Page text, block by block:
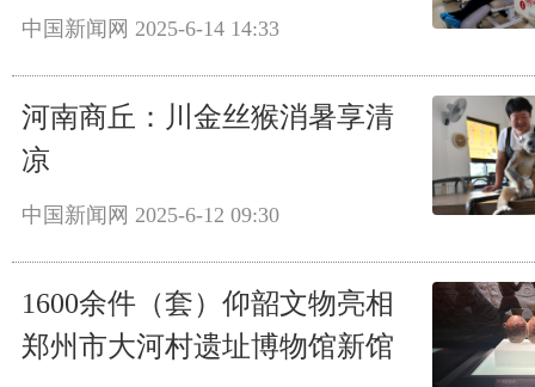
中国新闻网 2025-6-14 14:33
河南商丘：川金丝猴消暑享清
凉
中国新闻网 2025-6-12 09:30
1600余件（套）仰韶文物亮相
郑州市大河村遗址博物馆新馆